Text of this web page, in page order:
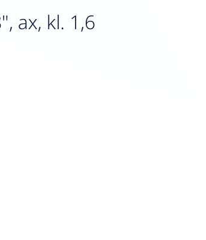
ax, kl. 1,6